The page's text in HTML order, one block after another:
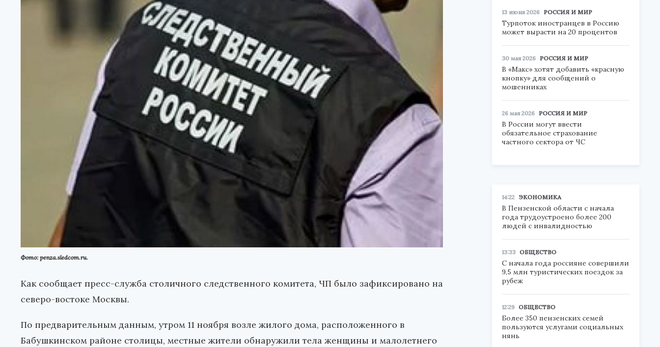
Фото: penza.sledcom.ru.
Как сообщает пресс-служба столичного следственного комитета, ЧП было зафиксировано на
северо-востоке Москвы.
По предварительным данным, утром 11 ноября возле жилого дома, расположенного в
Бабушкинском районе столицы, местные жители обнаружили тела женщины и малолетнего
13 июня 2026 РОССИЯ И МИР
Турпоток иностранцев в Россию
может вырасти на 20 процентов
30 мая 2026 РОССИЯ И МИР
В «Макс» хотят добавить «красную
кнопку» для сообщений о
мошенниках
26 мая 2026 РОССИЯ И МИР
В России могут ввести
обязательное страхование
частного сектора от ЧС
14:22 ЭКОНОМИКА
В Пензенской области с начала
года трудоустроено более 200
людей с инвалидностью
13:33 ОБЩЕСТВО
С начала года россияне совершили
9,5 млн туристических поездок за
рубеж
12:29 ОБЩЕСТВО
Более 350 пензенских семей
пользуются услугами социальных
нянь